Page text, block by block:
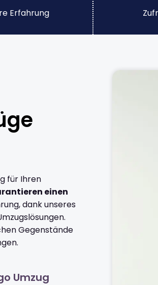
Erfahrung
für Ihren
einen
dank unseres
Gegenstände
Umzug